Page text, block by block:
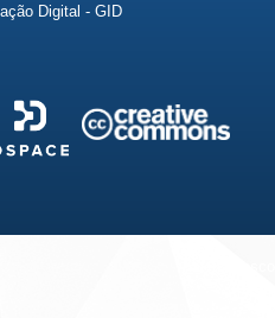
Digital - GID